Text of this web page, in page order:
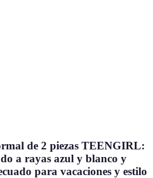
de 2 piezas TEENGIRL:
a rayas azul y blanco y
para vacaciones y estilo